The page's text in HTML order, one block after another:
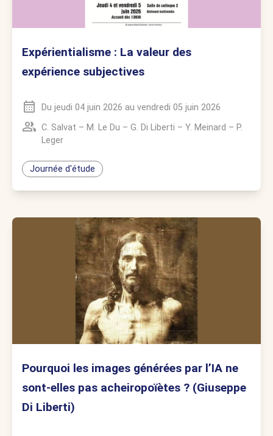
Expérientialisme : La valeur des
expérience subjectives
Du jeudi 04 juin 2026 au vendredi 05 juin 2026
C. Salvat – M. Le Du – G. Di Liberti – Y. Meinard – P.
Leger
Journée d'étude
Pourquoi les images générées par l’IA ne
sont-elles pas acheiropoïètes ? (Giuseppe
Di Liberti)